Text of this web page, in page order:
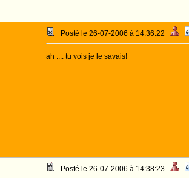
Posté le 26-07-2006 à 14:36:22
ah .... tu vois je le savais!
Posté le 26-07-2006 à 14:38:23